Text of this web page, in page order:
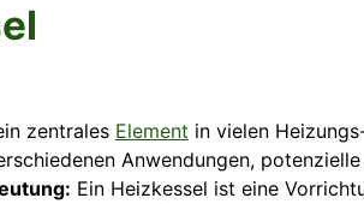
zentrales Element in vielen
Anwendungen,
Ein Heizkessel ist eine